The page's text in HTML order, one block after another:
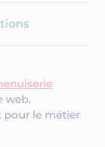
web.
pour le métier